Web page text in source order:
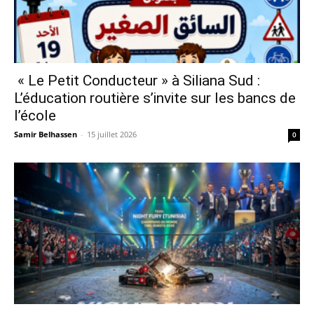
« Le Petit Conducteur » à Siliana Sud :
L’éducation routière s’invite sur les bancs de
l’école
Samir Belhassen - 15 juillet 2026 0